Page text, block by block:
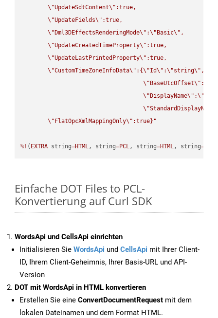
\"UpdateSdtContent\" :true,
\"UpdateFields\" :true,
\" Dml3DEffectsRenderingMode\" :\" Basic\" ,
\"UpdateCreatedTimeProperty\" :true,
\"UpdateLastPrintedProperty\" :true,
\"CustomTimeZoneInfoData\" :{\"Id\" :\"string\" ,
\" BaseUtcOffset\" :
\" DisplayName\" :\"
\"StandardDisplayName
\" FlatOpcXmlMappingOnly\" :true}"
%! ( EXTRA string=HTML, string=PCL, string=HTML, string=
Einfache DOT Files to PCL-
Konvertierung auf Curl SDK
WordsApi und CellsApi einrichten
Initialisieren Sie WordsApi und CellsApi mit Ihrer Client-
ID, Ihrem Client-Geheimnis, Ihrer Basis-URL und API-
Version
DOT mit WordsApi in HTML konvertieren
Erstellen Sie eine ConvertDocumentRequest mit dem
lokalen Dateinamen und dem Format HTML.